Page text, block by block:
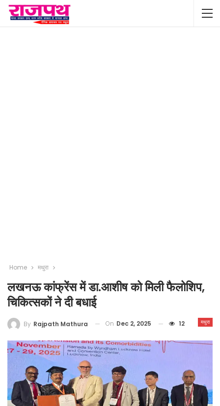
Home मथुरा
लखनऊ कांफ्रेंस में डा.आशीष को मिली फैलोशिप,
चिकित्सकों ने दी बधाई
मथुरा
By Rajpath Mathura On Dec 2, 2025 12